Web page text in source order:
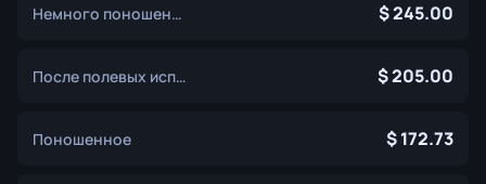
Немного поношенное 245.00
После полевых испытаний 205.00
Поношенное 172.73